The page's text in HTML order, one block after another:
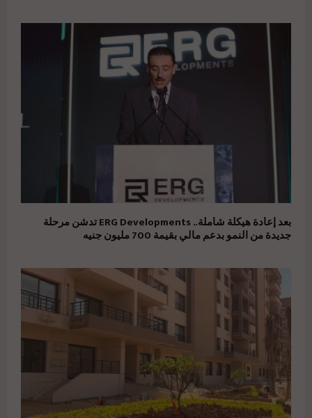
بعد إعادة هيكلة شاملة.. ERG Developments تدشن مرحلة
جديدة من النمو بدعم مالي بقيمة 700 مليون جنيه